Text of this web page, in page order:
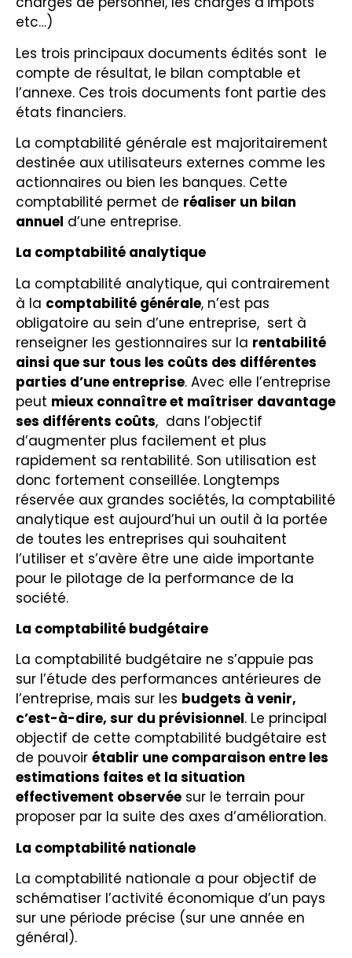
etc…)
Les trois principaux documents édités sont le
compte de résultat, le bilan comptable et
l’annexe. Ces trois documents font partie des
états financiers.
La comptabilité générale est majoritairement
destinée aux utilisateurs externes comme les
actionnaires ou bien les banques. Cette
comptabilité permet de réaliser un bilan
annuel d’une entreprise.
La comptabilité analytique
La comptabilité analytique, qui contrairement
à la comptabilité générale, n’est pas
obligatoire au sein d’une entreprise, sert à
renseigner les gestionnaires sur la rentabilité
ainsi que sur tous les coûts des différentes
parties d’une entreprise. Avec elle l’entreprise
peut mieux connaître et maîtriser davantage
ses différents coûts, dans l’objectif
d’augmenter plus facilement et plus
rapidement sa rentabilité. Son utilisation est
donc fortement conseillée. Longtemps
réservée aux grandes sociétés, la comptabilité
analytique est aujourd’hui un outil à la portée
de toutes les entreprises qui souhaitent
l’utiliser et s’avère être une aide importante
pour le pilotage de la performance de la
société.
La comptabilité budgétaire
La comptabilité budgétaire ne s’appuie pas
sur l’étude des performances antérieures de
l’entreprise, mais sur les budgets à venir,
c’est-à-dire, sur du prévisionnel. Le principal
objectif de cette comptabilité budgétaire est
de pouvoir établir une comparaison entre les
estimations faites et la situation
effectivement observée sur le terrain pour
proposer par la suite des axes d’amélioration.
La comptabilité nationale
La comptabilité nationale a pour objectif de
schématiser l’activité économique d’un pays
sur une période précise (sur une année en
général).